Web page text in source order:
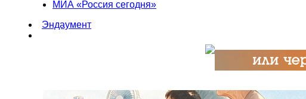
МИА «Россия сегодня»
Эндаумент